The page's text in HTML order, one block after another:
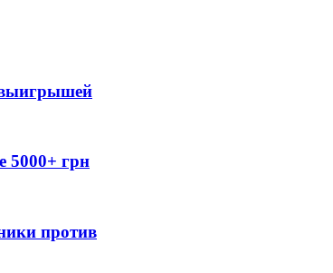
выигрышей
5000+ грн
против